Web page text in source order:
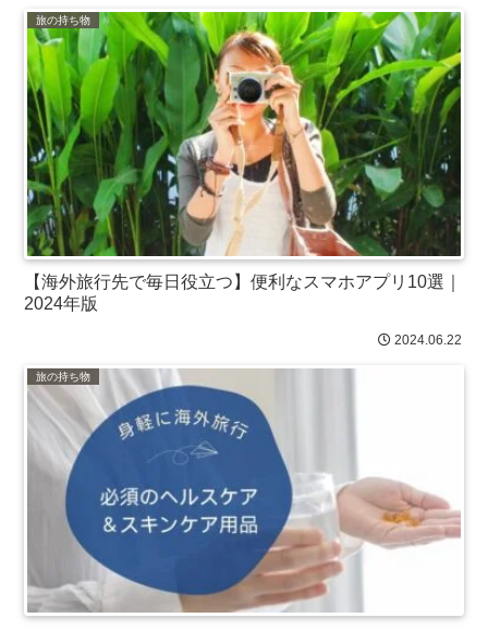
旅の持ち物
【海外旅行先で毎日役立つ】便利なスマホアプリ10選｜
2024年版
2024.06.22
旅の持ち物